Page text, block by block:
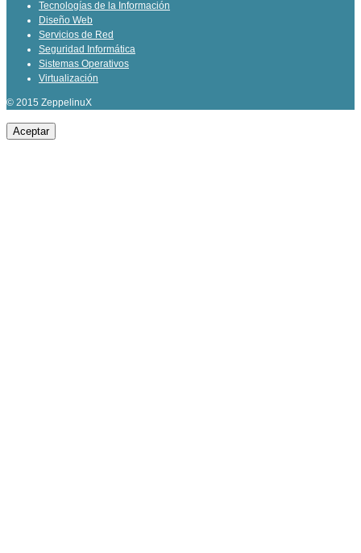
Tecnologías de la Información
Diseño Web
Servicios de Red
Seguridad Informática
Sistemas Operativos
Virtualización
© 2015 ZeppelinuX
Aceptar